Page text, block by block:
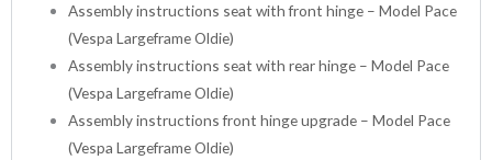
Assembly instructions seat with front hinge – Model Pace
(Vespa Largeframe Oldie)
Assembly instructions seat with rear hinge – Model Pace
(Vespa Largeframe Oldie)
Assembly instructions front hinge upgrade – Model Pace
(Vespa Largeframe Oldie)